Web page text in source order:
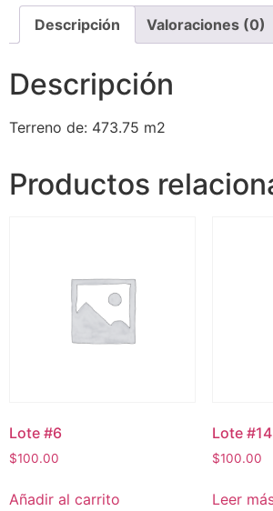
Descripción Valoraciones (0)
Descripción
Terreno de: 473.75 m2
Productos
Lote #6
$100.00
Añadir al carrito
Lote #14
$100.00
Leer